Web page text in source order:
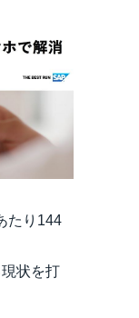
たり144
状を打